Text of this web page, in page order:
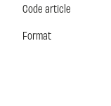
Code article
Format